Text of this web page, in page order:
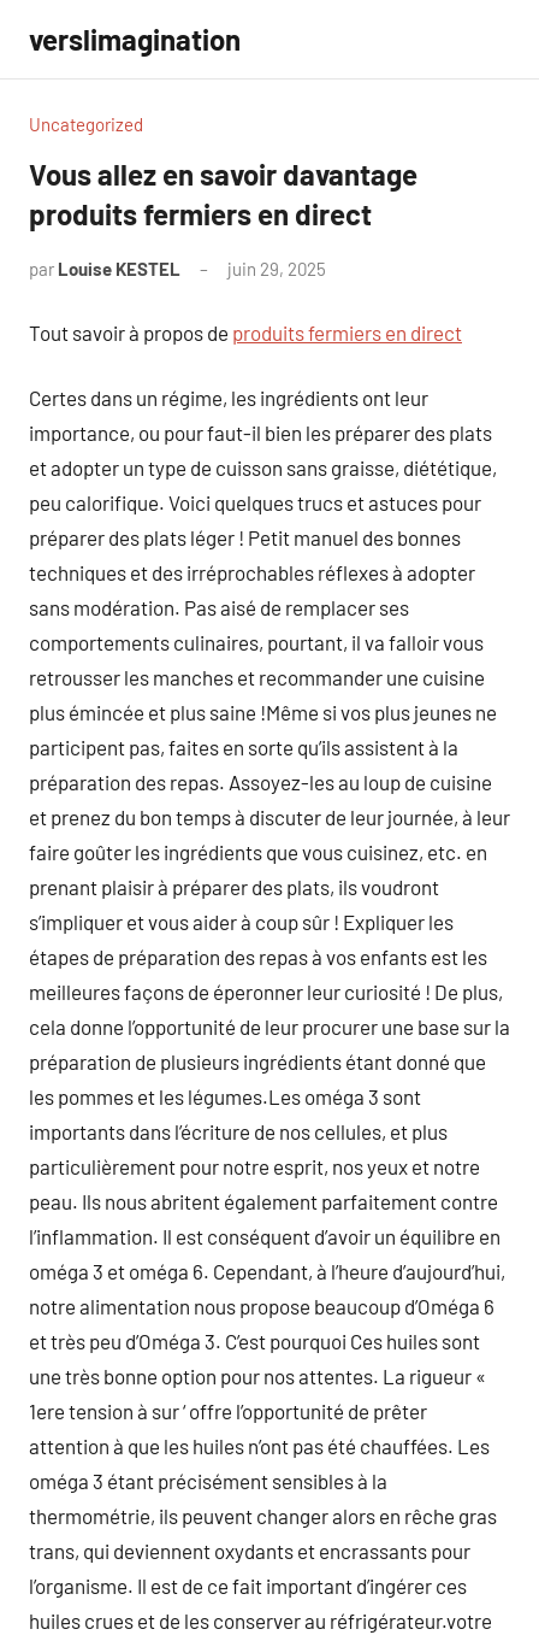
contenu
verslimagination
Uncategorized
Vous allez en savoir davantage
produits fermiers en direct
par Louise KESTEL juin 29, 2025
Tout savoir à propos de produits fermiers en direct
Certes dans un régime, les ingrédients ont leur
importance, ou pour faut-il bien les préparer des plats
et adopter un type de cuisson sans graisse, diététique,
peu calorifique. Voici quelques trucs et astuces pour
préparer des plats léger ! Petit manuel des bonnes
techniques et des irréprochables réflexes à adopter
sans modération. Pas aisé de remplacer ses
comportements culinaires, pourtant, il va falloir vous
retrousser les manches et recommander une cuisine
plus émincée et plus saine !Même si vos plus jeunes ne
participent pas, faites en sorte qu’ils assistent à la
préparation des repas. Assoyez-les au loup de cuisine
et prenez du bon temps à discuter de leur journée, à leur
faire goûter les ingrédients que vous cuisinez, etc. en
prenant plaisir à préparer des plats, ils voudront
s’impliquer et vous aider à coup sûr ! Expliquer les
étapes de préparation des repas à vos enfants est les
meilleures façons de éperonner leur curiosité ! De plus,
cela donne l’opportunité de leur procurer une base sur la
préparation de plusieurs ingrédients étant donné que
les pommes et les légumes.Les oméga 3 sont
importants dans l’écriture de nos cellules, et plus
particulièrement pour notre esprit, nos yeux et notre
peau. Ils nous abritent également parfaitement contre
l’inflammation. Il est conséquent d’avoir un équilibre en
oméga 3 et oméga 6. Cependant, à l’heure d’aujourd’hui,
notre alimentation nous propose beaucoup d’Oméga 6
et très peu d’Oméga 3. C’est pourquoi Ces huiles sont
une très bonne option pour nos attentes. La rigueur «
1ere tension à sur ‘ offre l’opportunité de prêter
attention à que les huiles n’ont pas été chauffées. Les
oméga 3 étant précisément sensibles à la
thermométrie, ils peuvent changer alors en rêche gras
trans, qui deviennent oxydants et encrassants pour
l’organisme. Il est de ce fait important d’ingérer ces
huiles crues et de les conserver au réfrigérateur.votre